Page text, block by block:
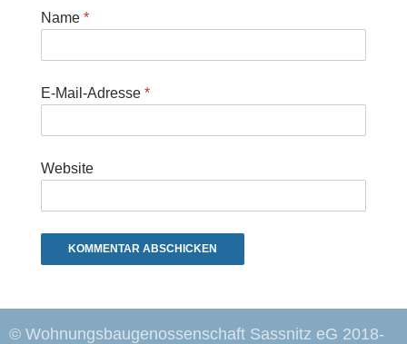
Name *
E-Mail-Adresse *
Website
© Wohnungsbaugenossenschaft Sassnitz eG 2018-